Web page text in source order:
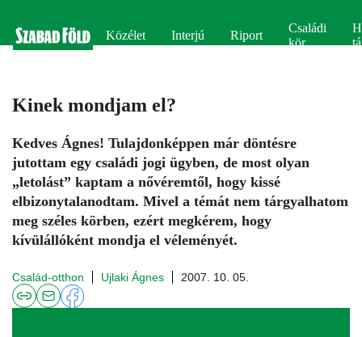
Közélet Interjú Riport
Családi
kör
Kinek mondjam el?
Kedves Ágnes! Tulajdonképpen már döntésre
jutottam egy családi jogi ügyben, de most olyan
„letolást” kaptam a nővéremtől, hogy kissé
elbizonytalanodtam. Mivel a témát nem tárgyalhatom
meg széles körben, ezért megkérem, hogy
kívülállóként mondja el véleményét.
Család-otthon Ujlaki Ágnes 2007. 10. 05.